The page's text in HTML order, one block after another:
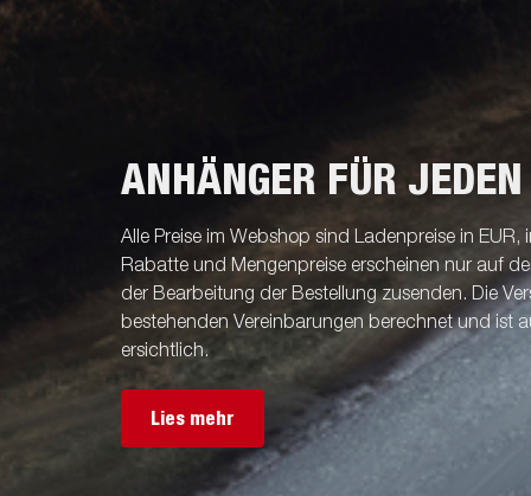
ANHÄNGER FÜR
Alle Preise im Webshop sind Ladenpreise in EUR,
Rabatte und Mengenpreise erscheinen nur auf
der Bearbeitung der Bestellung zusenden. Die
bestehenden Vereinbarungen berechnet und ist
ersichtlich.
Lies mehr